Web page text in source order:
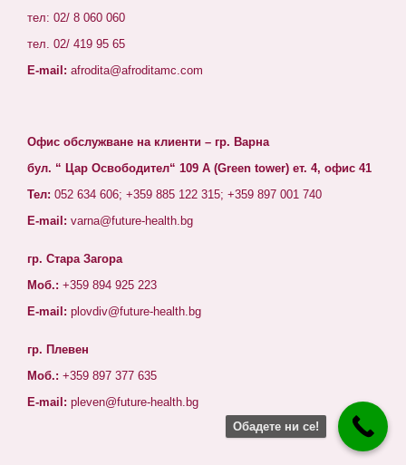
тел: 02/ 8 060 060
тел. 02/ 419 95 65
E-mail: afrodita@afroditamc.com
Офис обслужване на клиенти – гр. Варна
бул. “ Цар Освободител“ 109 А (Green tower) ет. 4, офис 41
Тел: 052 634 606; +359 885 122 315; +359 897 001 740
E-mail: varna@future-health.bg
гр. Стара Загора
Моб.: +359 894 925 223
E-mail: plovdiv@future-health.bg
гр. Плевен
Моб.: +359 897 377 635
E-mail: pleven@future-health.bg
Обадете ни се!